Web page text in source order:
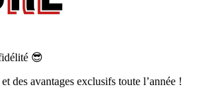
😎
des avantages exclusifs toute l’année !